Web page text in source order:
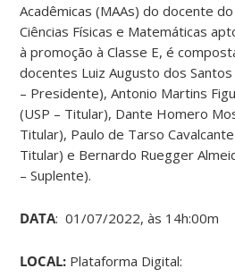
Acadêmicas (MAAs) do docente
Ciências Físicas e Matemáticas
à promoção à Classe E, é
docentes Luiz Augusto dos Santos
– Presidente), Antonio Martins
(USP – Titular), Dante Homero
Titular), Paulo de Tarso
Titular) e Bernardo Ruegger
– Suplente).
DATA: 01/07/2022, às 14h:00m
LOCAL: Plataforma Digital: